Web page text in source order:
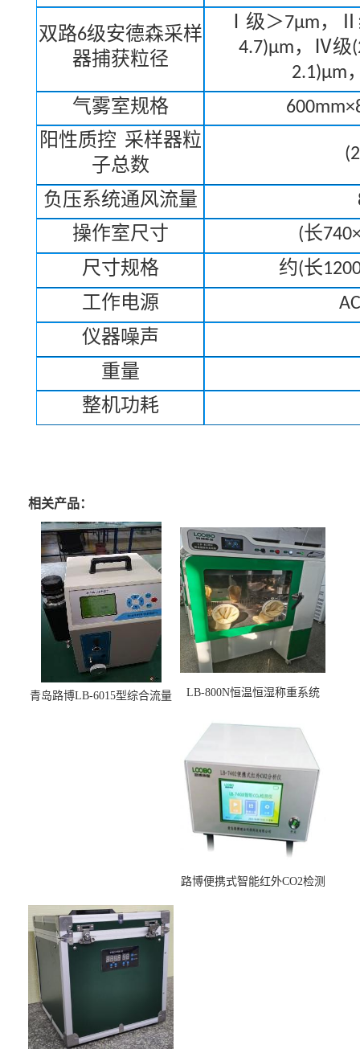
双路6级安德森采样
器捕获粒径
Ⅰ 级＞7μm ， Ⅱ
4.7)μm ， Ⅳ级
2.1)μm
气雾室规格
阳性质控 采样器粒
子总数
负压系统通风流量
操作室尺寸
(长
尺寸规格
约(长
工作电源
仪器噪声
重量
整机功耗
相关产品：
青岛路博LB-6015型综合流量
LB-800N恒温恒湿称重系统
路博便携式智能红外CO2检测